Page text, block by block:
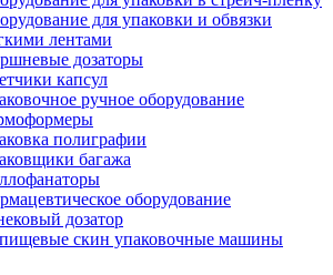
для упаковки и обвязки
лентами
дозаторы
капсул
ручное оборудование
полиграфии
багажа
оборудование
дозатор
скин упаковочные машины